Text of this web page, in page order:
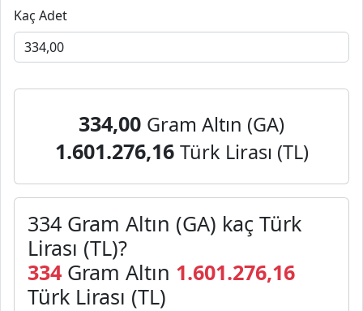
Kaç Adet
334,00 Gram Altın (GA)
1.601.276,16 Türk Lirası (TL)
334 Gram Altın (GA) kaç Türk
Lirası (TL)?
334 Gram Altın 1.601.276,16
Türk Lirası (TL)